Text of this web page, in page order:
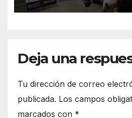
Deja una
Tu dirección de correo
publicada. Los campos
marcados con *